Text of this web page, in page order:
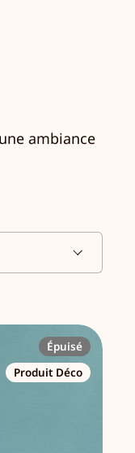
ambiance
Épuisé
Produit Déco